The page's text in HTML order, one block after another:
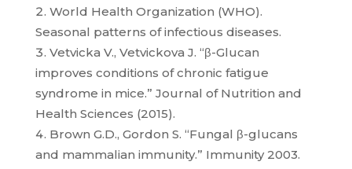
World Health Organization (WHO).
Seasonal patterns of infectious diseases.
Vetvicka V., Vetvickova J. “β-Glucan
improves conditions of chronic fatigue
syndrome in mice.” Journal of Nutrition and
Health Sciences (2015).
Brown G.D., Gordon S. “Fungal β-glucans
and mammalian immunity.” Immunity2003.